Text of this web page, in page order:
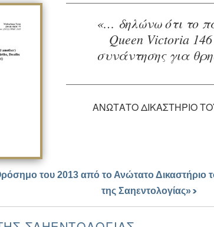
«… δηλώνω ότι το
Queen Victoria
συνάντησης για
ΑΝΏΤΑΤΟ ΔΙΚΑΣΤΉΡΙΟ
του 2013 από το Ανώτατο Δικαστήριο
της Σαηεντολογίας»